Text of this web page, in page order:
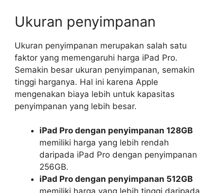
Ukuran penyimpanan
Ukuran penyimpanan merupakan salah satu
faktor yang memengaruhi harga iPad Pro.
Semakin besar ukuran penyimpanan, semakin
tinggi harganya. Hal ini karena Apple
mengenakan biaya lebih untuk kapasitas
penyimpanan yang lebih besar.
iPad Pro dengan penyimpanan 128GB
memiliki harga yang lebih rendah
daripada iPad Pro dengan penyimpanan
256GB.
iPad Pro dengan penyimpanan 512GB
memiliki harga yang lebih tinggi daripada